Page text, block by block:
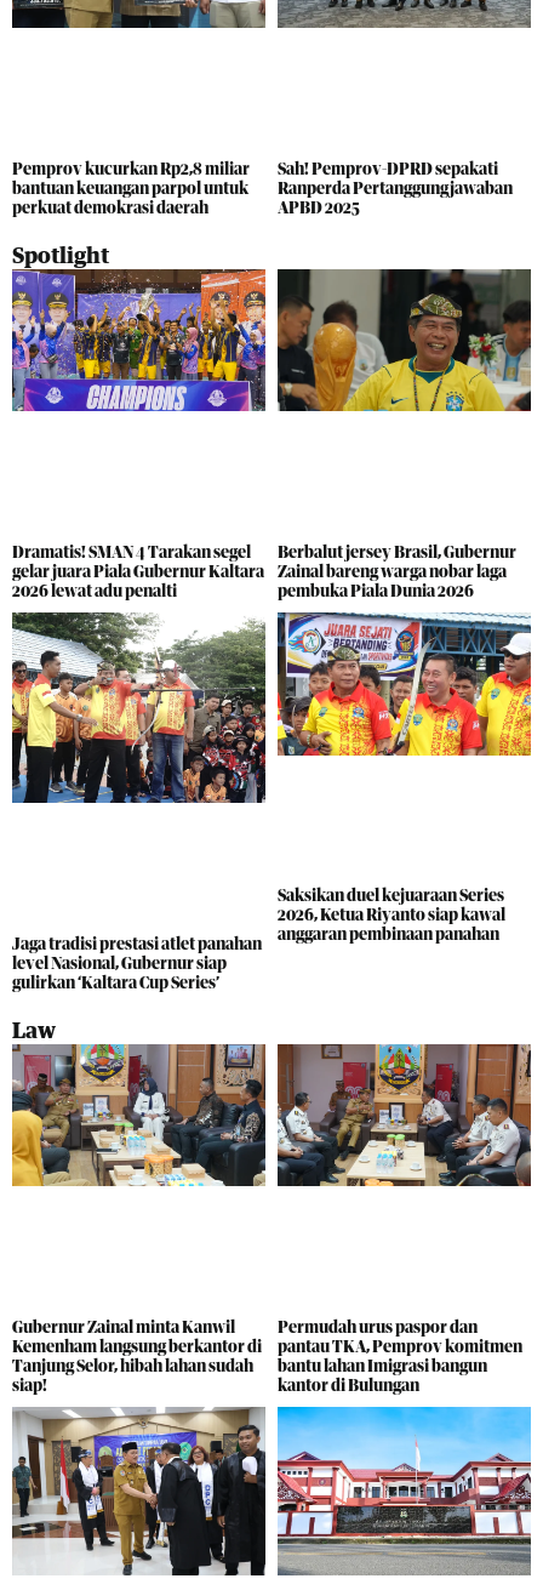
Pemprov kucurkan Rp2,8 miliar
bantuan keuangan parpol untuk
perkuat demokrasi daerah
Sah! Pemprov-DPRD sepakati
Ranperda Pertanggungjawaban
APBD 2025
Spotlight
Dramatis! SMAN 4 Tarakan segel
gelar juara Piala Gubernur Kaltara
2026 lewat adu penalti
Berbalut jersey Brasil, Gubernur
Zainal bareng warga nobar laga
pembuka Piala Dunia 2026
Jaga tradisi prestasi atlet panahan
level Nasional, Gubernur siap
gulirkan ‘Kaltara Cup Series’
Saksikan duel kejuaraan Series
2026, Ketua Riyanto siap kawal
anggaran pembinaan panahan
Law
Gubernur Zainal minta Kanwil
Kemenham langsung berkantor di
Tanjung Selor, hibah lahan sudah
siap!
Permudah urus paspor dan
pantau TKA, Pemprov komitmen
bantu lahan Imigrasi bangun
kantor di Bulungan